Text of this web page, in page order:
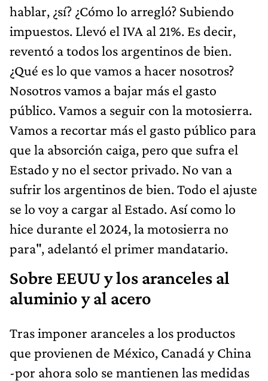
hablar, ¿sí? ¿Cómo lo arregló? Subiendo
impuestos. Llevó el IVA al 21%. Es decir,
reventó a todos los argentinos de bien.
¿Qué es lo que vamos a hacer nosotros?
Nosotros vamos a bajar más el gasto
público. Vamos a seguir con la motosierra.
Vamos a recortar más el gasto público para
que la absorción caiga, pero que sufra el
Estado y no el sector privado. No van a
sufrir los argentinos de bien. Todo el ajuste
se lo voy a cargar al Estado. Así como lo
hice durante el 2024, la motosierra no
para", adelantó el primer mandatario.
Sobre EEUU y los aranceles al
aluminio y al acero
Tras imponer aranceles a los productos
que provienen de México, Canadá y China
-por ahora solo se mantienen las medidas